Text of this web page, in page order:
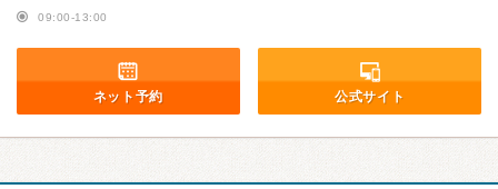
09:00-13:00
ネット予約 公式サイト